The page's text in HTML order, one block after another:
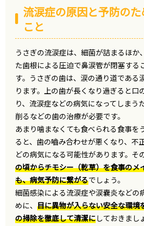
流涙症の原因と予防の
こと
うさぎの流涙症は、細菌が詰まるほか
た歯根による圧迫で鼻涙管が閉塞する
す。うさぎの歯は、涙の通り道である
ります。上の歯が長くなり過ぎると口
り、流涙症などの病気になってしまう
削るなどの歯の治療が必要です。
あまり噛まなくても食べられる食事を
ると、歯の嚙み合わせが悪くなり、不
どの病気になる可能性があります。そ
の頃からチモシー（乾草）を食事のメ
も、病気予防に繋がるでしょう。
細菌感染による流涙症や涙嚢炎などの
めに、目に異物が入らない安全な環境
の掃除を徹底して清潔にしておきまし